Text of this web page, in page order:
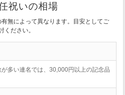
祝いの相場
無によって異なります。目安としてご
ください。
多い連名では、30,000円以上の記念品